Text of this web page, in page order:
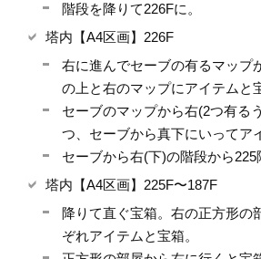
階段を降りて226Fに。
塔内【A4区画】226F
右に進んでセーブの有るマップ
の上と右のマップにアイテムと
セーブのマップから右(2つ有る
つ、セーブから真下にいってア
セーブから右(下)の階段から225
塔内【A4区画】225F〜187F
降りて直ぐ宝箱。右の正方形の
ぞれアイテムと宝箱。